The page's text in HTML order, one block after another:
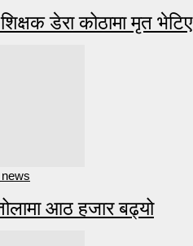
डेरा कोठामा मृत भेटिए
आठ हजार बढ्यो